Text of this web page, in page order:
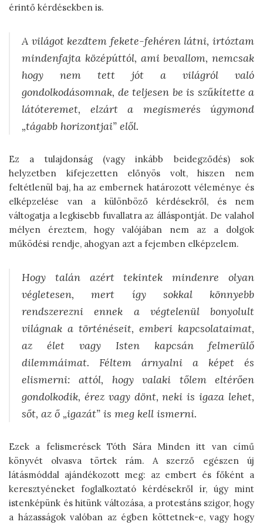
érintő kérdésekben is.
A világot kezdtem fekete-fehéren látni, irtóztam
mindenfajta középúttól, ami bevallom, nemcsak
hogy nem tett jót a világról való
gondolkodásomnak, de teljesen be is szűkítette a
látóteremet, elzárt a megismerés úgymond
„tágabb horizontjai” elől.
Ez a tulajdonság (vagy inkább beidegződés) sok
helyzetben kifejezetten előnyös volt, hiszen nem
feltétlenül baj, ha az embernek határozott véleménye és
elképzelése van a különböző kérdésekről, és nem
váltogatja a legkisebb fuvallatra az álláspontját. De valahol
mélyen éreztem, hogy valójában nem az a dolgok
működési rendje, ahogyan azt a fejemben elképzelem.
Hogy talán azért tekintek mindenre olyan
végletesen, mert így sokkal könnyebb
rendszerezni ennek a végtelenül bonyolult
világnak a történéseit, emberi kapcsolataimat,
az élet vagy Isten kapcsán felmerülő
dilemmáimat. Féltem árnyalni a képet és
elismerni: attól, hogy valaki tőlem eltérően
gondolkodik, érez vagy dönt, neki is igaza lehet,
sőt, az ő „igazát” is meg kell ismerni.
Ezek a felismerések Tóth Sára Minden itt van című
könyvét olvasva törtek rám. A szerző egészen új
látásmóddal ajándékozott meg: az embert és főként a
keresztyéneket foglalkoztató kérdésekről ír, úgy mint
istenképünk és hitünk változása, a protestáns szigor, hogy
a házasságok valóban az égben köttetnek-e, vagy hogy